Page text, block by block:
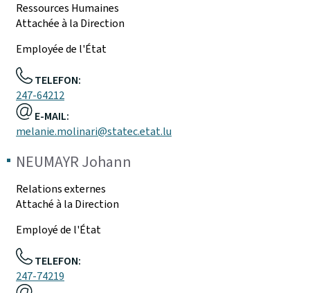
Ressources Humaines
Attachée à la Direction
Employée de l'État
TELEFON:
247-64212
E-MAIL:
melanie.molinari@statec.etat.lu
NEUMAYR Johann
Relations externes
Attaché à la Direction
Employé de l'État
TELEFON:
247-74219